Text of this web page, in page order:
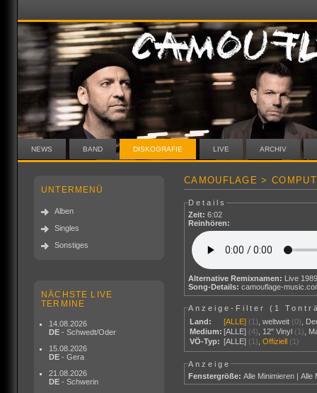
NEWS BAND DISKOGRAFIE LIVE ARCHIV
UNTERMENÜ
Alben
Singles
Sonstiges
NÄCHSTE LIVE
TERMINE
14.08.2026
DE - Schwedt/Oder
15.08.2026
DE - Gera
21.08.2026
DE - Schwerin
CAMOUFLAGE >
Details
Zeit: 6:02
Reinhören:
Alternative Remixnamen: Live
Song-Details: camouflage-
Anzeige-Filter ( 1
Land:
[ALLE] (1) ,weltweit (0)
Medium: [ALLE] (4) 12" Vinyl (1)
VÖ-Typ: [ALLE] (1) ,Offiziell (1)
Anzeige
Fenstergröße: Alle Minimieren |Alle